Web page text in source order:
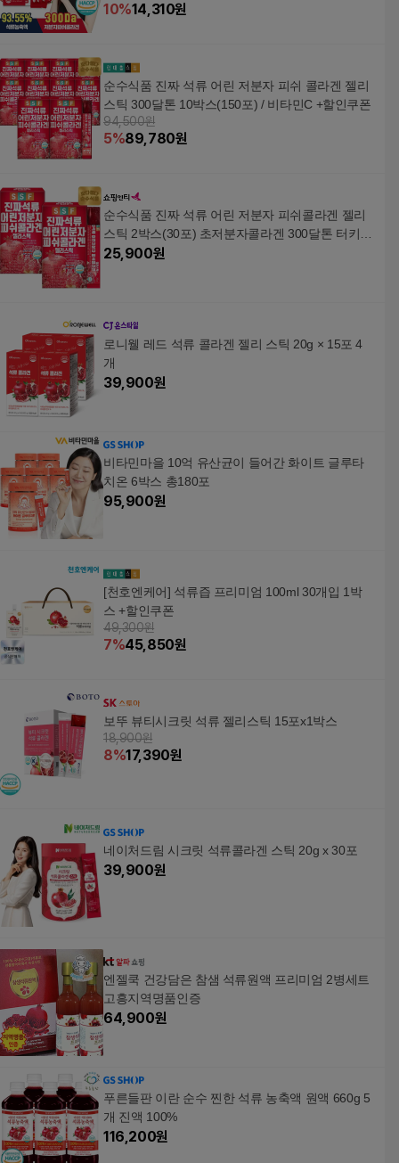
10%14,310원
순수식품 진짜 석류 어린 저분자 피쉬 콜라겐 젤리
스틱 300달톤 10박스(150포) / 비타민C +할인쿠폰
94,500원
5%89,780원
순수식품 진짜 석류 어린 저분자 피쉬콜라겐 젤리
스틱 2박스(30포) 초저분자콜라겐 300달톤 터키산
석류
25,900원
로니웰 레드 석류 콜라겐 젤리 스틱 20g × 15포 4
개
39,900원
비타민마을 10억 유산균이 들어간 화이트 글루타
치온 6박스 총180포
95,900원
[천호엔케어] 석류즙 프리미엄 100ml 30개입 1박
스 +할인쿠폰
49,300원
7%45,850원
보뚜 뷰티시크릿 석류 젤리스틱 15포x1박스
18,900원
8%17,390원
네이처드림 시크릿 석류콜라겐 스틱 20g x 30포
39,900원
엔젤쿡 건강담은 참샘 석류원액 프리미엄 2병세트
고흥지역명품인증
64,900원
푸른들판 이란 순수 찐한 석류 농축액 원액 660g 5
개 진액 100%
116,200원